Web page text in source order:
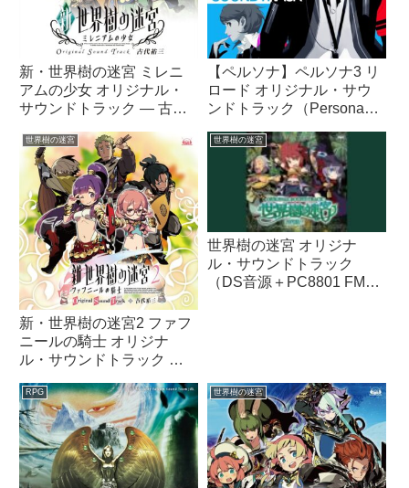
新・世界樹の迷宮 ミレニ
アムの少女 オリジナル・
サウンドトラック ― 古代
【ペルソナ】ペルソナ3 リ
ロード オリジナル・サウ
ンドトラック（Persona3
Soundtrack）
世界樹の迷宮
新・世界樹の迷宮2 ファフ
ニールの騎士 オリジナ
ル・サウンドトラック ―
世界樹の迷宮
世界樹の迷宮 オリジナ
ル・サウンドトラック
（DS音源＋PC8801 FM音
RPG 世界樹の迷宮